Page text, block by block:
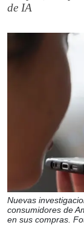
de IA
Nuevas
consumidores de
en sus compras.